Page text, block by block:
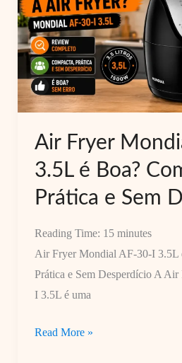
FB
3.6L
Vale
a
Pena?
Review
para
Uso
Diário
Air Fryer
3.5L é Boa?
Prática e Sem
Reading Time: 15 minutes
Air Fryer Mondial AF-30-I 3.5L
Prática e Sem Desperdício A
I 3.5L é uma
Air
Read More »